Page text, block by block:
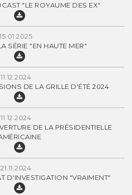
"LE ROYAUME DES EX"
15.01.2025
SÉRIE "EN HAUTE MER"
11.12.2024
DE LA GRILLE D'ÉTÉ 2024
11.12.2024
DE LA PRÉSIDENTIELLE
21.11.2024
D'INVESTIGATION "VRAIMENT"